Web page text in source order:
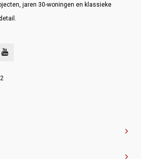
jaren 30-woningen en klassieke